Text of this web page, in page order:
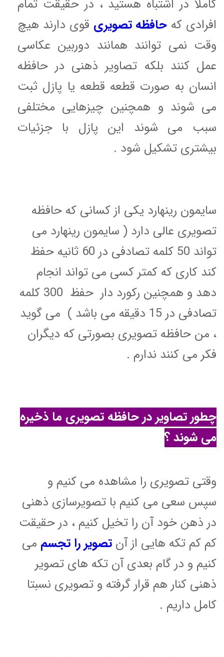
کاملا در اشتباه هستید ، در حقیقت تمام
افرادی که حافظه تصویری قوی دارند هیچ
وقت نمی توانند همانند دوربین عکاسی
عمل کنند بلکه تصاویر ذهنی در حافظه
انسان به صورت قطعه قطعه یا پازل ثبت
می شوند و همچنین چیزهایی مختلفی
سبب می شوند این پازل با جزئیات
بیشتری تشکیل شود .
سایمون رینهارد یکی از کسانی که حافظه
تصویری عالی دارد ( سایمون رینهارد می
تواند 50 کلمه تصادفی در 60 ثانیه حفظ
کند کاری که کمتر کسی می تواند انجام
دهد و همچنین رکورد دار حفظ 300 کلمه
تصادفی در 15 دقیقه می باشد ) می گوید
، من حافظه تصویری بصورتی که دیگران
فکر می کنند ندارم .
چطور تصاویر در حافظه تصویری ما ذخیره
می شوند ؟
وقتی تصویری را مشاهده می کنیم و
سپس سعی می کنیم با تصویرسازی ذهنی
در ذهن خود آن را تخیل کنیم ، در حقیقت
کم کم تکه هایی از آن تصویر را تجسم می
کنیم و در گام بعدی آن تکه های تصویر
ذهنی کنار هم قرار گرفته و تصویری نسبتا
کامل داریم .